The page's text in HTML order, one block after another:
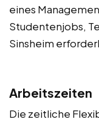
eines
Studentenjobs,
Sinsheim
Arbeitszeiten
Die zeitliche